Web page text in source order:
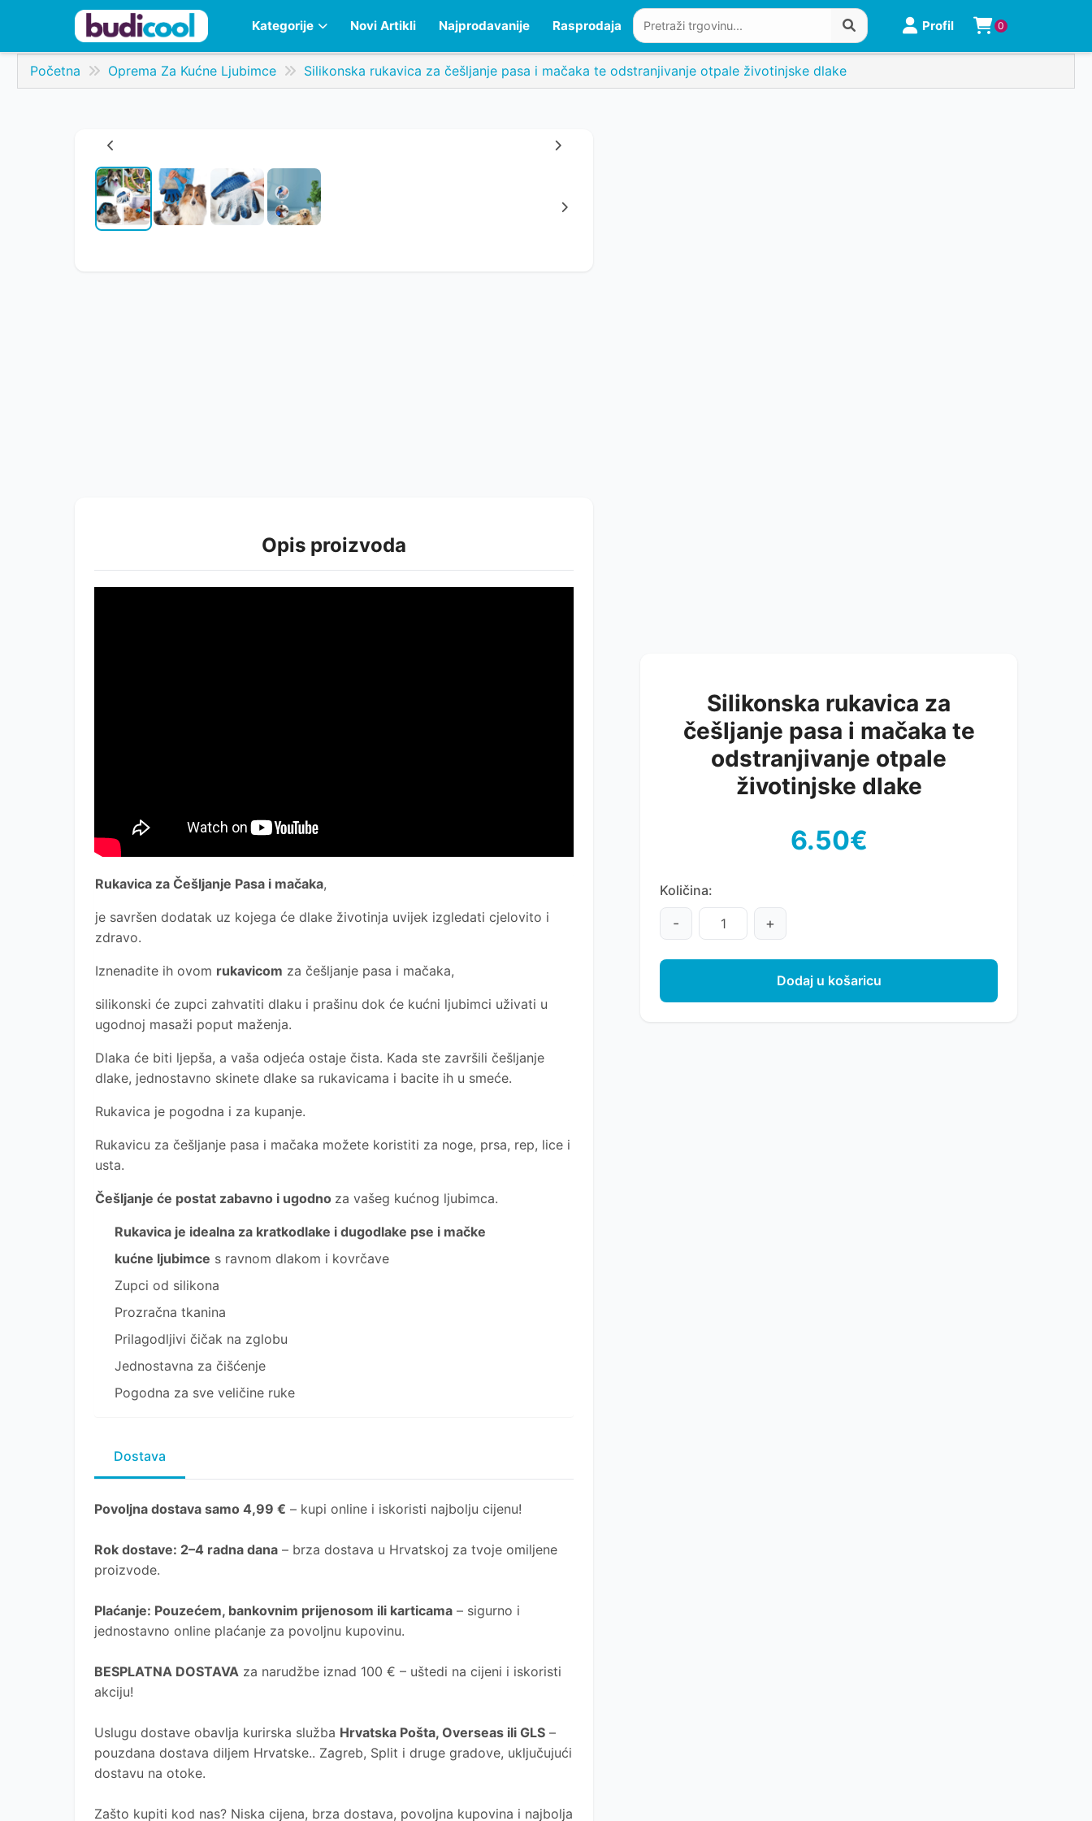
Kategorije Novi Artikli Najprodavanije Rasprodaja Profil 0
Početna Oprema Za Kućne Ljubimce Silikonska rukavica za češljanje pasa i mačaka te odstranjivanje otpale životinjske dlake
Silikonska rukavica za
češljanje pasa i mačaka te
odstranjivanje otpale
životinjske dlake
6.50€
Količina:
- +
Dodaj u košaricu
Opis proizvoda
Rukavica za Češljanje Pasa i mačaka,
je savršen dodatak uz kojega će dlake životinja uvijek izgledati cjelovito i
zdravo.
Iznenadite ih ovom rukavicom za češljanje pasa i mačaka,
silikonski će zupci zahvatiti dlaku i prašinu dok će kućni ljubimci uživati u
ugodnoj masaži poput maženja.
Dlaka će biti ljepša, a vaša odjeća ostaje čista. Kada ste završili češljanje
dlake, jednostavno skinete dlake sa rukavicama i bacite ih u smeće.
Rukavica je pogodna i za kupanje.
Rukavicu za češljanje pasa i mačaka možete koristiti za noge, prsa, rep, lice i
usta.
Češljanje će postat zabavno i ugodno za vašeg kućnog ljubimca.
Rukavica je idealna za kratkodlake i dugodlake pse i mačke
kućne ljubimce s ravnom dlakom i kovrčave
Zupci od silikona
Prozračna tkanina
Prilagodljivi čičak na zglobu
Jednostavna za čišćenje
Pogodna za sve veličine ruke
Dostava
Povoljna dostava samo 4,99 € – kupi online i iskoristi najbolju cijenu!
Rok dostave: 2–4 radna dana – brza dostava u Hrvatskoj za tvoje omiljene
proizvode.
Plaćanje: Pouzećem, bankovnim prijenosom ili karticama – sigurno i
jednostavno online plaćanje za povoljnu kupovinu.
BESPLATNA DOSTAVA za narudžbe iznad 100 € – uštedi na cijeni i iskoristi
akciju!
Uslugu dostave obavlja kurirska služba Hrvatska Pošta, Overseas ili GLS –
pouzdana dostava diljem Hrvatske.. Zagreb, Split i druge gradove, uključujući
dostavu na otoke.
Zašto kupiti kod nas? Niska cijena, brza dostava, povoljna kupovina i najbolja